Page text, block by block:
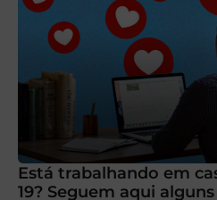
Está trabalhando em
19? Seguem aqui